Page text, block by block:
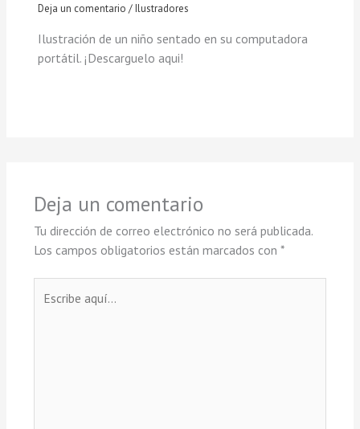
Deja un comentario /Ilustradores
Ilustración de un niño sentado en su computadora
portátil. ¡Descarguelo aqui!
Deja un comentario
Tu dirección de correo electrónico no será publicada.
Los campos obligatorios están marcados con *
aquí...